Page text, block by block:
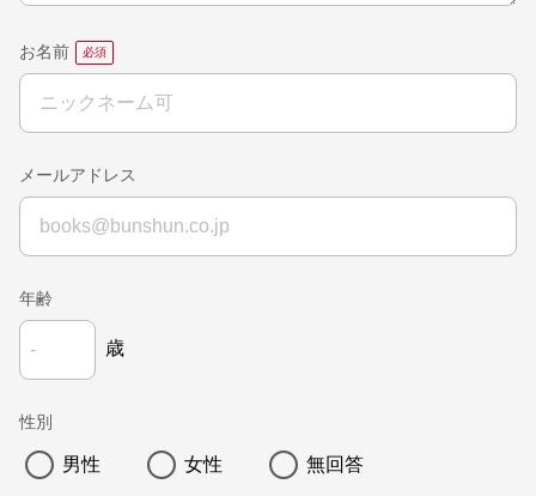
お名前
メールアドレス
年齢
歳
性別
男性 女性 無回答